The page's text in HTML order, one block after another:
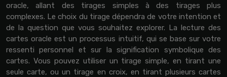
oracle, allant des tirages simples à des tirages plus
complexes. Le choix du tirage dépendra de votre intention et
de la question que vous souhaitez explorer. La lecture des
cartes oracle est un processus intuitif, qui se base sur votre
ressenti personnel et sur la signification symbolique des
cartes. Vous pouvez utiliser un tirage simple, en tirant une
seule carte, ou un tirage en croix, en tirant plusieurs cartes